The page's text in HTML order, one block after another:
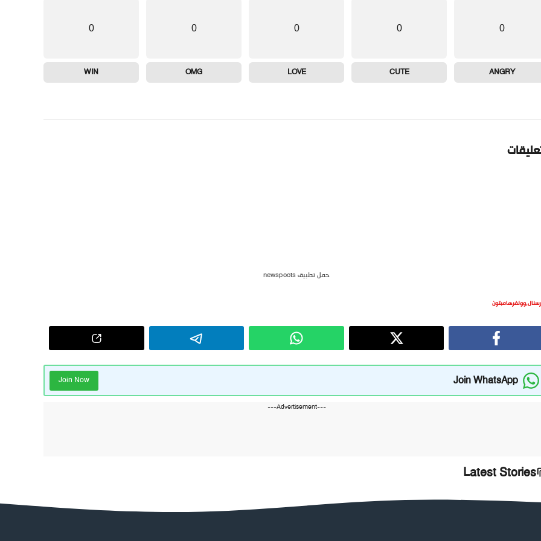
0
ANGRY
0
CUTE
0
LOVE
0
OMG
0
WIN
حمل تطبيق newspoots
,وولفرهامبتون
Join WhatsApp
Join Now
---Advertisement---
Latest Stories